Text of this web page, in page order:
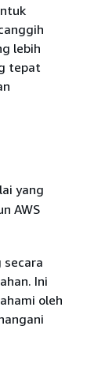
lebih
tepat
yang
AWS
secara
Ini
oleh